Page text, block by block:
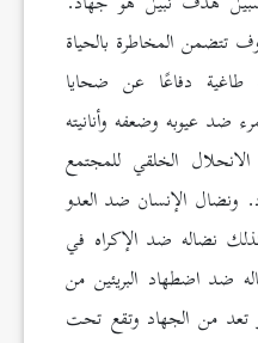
تتضمن المخاطرة بالحياة
دفاعًا عن ضحايا
ضد عيوبه وضعفه وأنانيته
الخلقي للمجتمع
ونضال الإنسان ضد العدو
نضاله ضد الإكراه في
ضد اضطهاد البريئين من
تعد من الجهاد وتقع تحت